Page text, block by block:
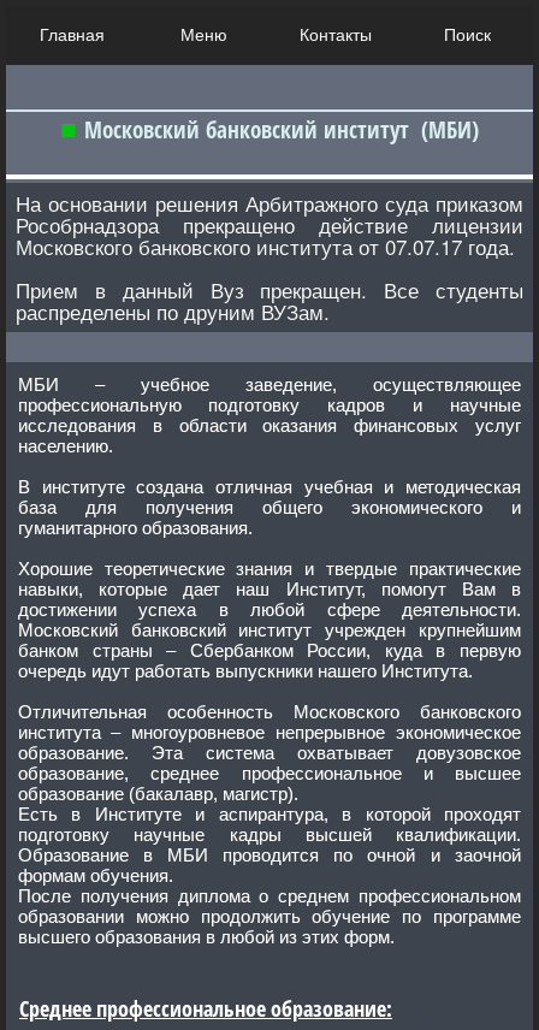
Главная Меню Контакты Поиск
Московский банковский институт (МБИ)
На основании решения Арбитражного суда приказом
Рособрнадзора прекращено действие лицензии
Московского банковского института от 07.07.17 года.
Прием в данный Вуз прекращен. Все студенты
распределены по друним ВУЗам.
МБИ – учебное заведение, осуществляющее
профессиональную подготовку кадров и научные
исследования в области оказания финансовых услуг
населению.
В институте создана отличная учебная и методическая
база для получения общего экономического и
гуманитарного образования.
Хорошие теоретические знания и твердые практические
навыки, которые дает наш Институт, помогут Вам в
достижении успеха в любой сфере деятельности.
Московский банковский институт учрежден крупнейшим
банком страны – Сбербанком России, куда в первую
очередь идут работать выпускники нашего Института.
Отличительная особенность Московского банковского
института – многоуровневое непрерывное экономическое
образование. Эта система охватывает довузовское
образование, среднее профессиональное и высшее
образование (бакалавр, магистр).
Есть в Институте и аспирантура, в которой проходят
подготовку научные кадры высшей квалификации.
Образование в МБИ проводится по очной и заочной
формам обучения.
После получения диплома о среднем профессиональном
образовании можно продолжить обучение по программе
высшего образования в любой из этих форм.
Среднее профессиональное образование: